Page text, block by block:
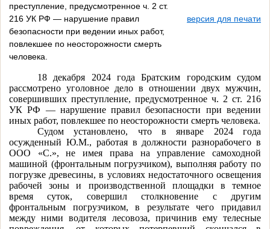
преступление, предусмотренное ч. 2 ст.
216 УК РФ — нарушение правил
безопасности при ведении иных работ,
повлекшее по неосторожности смерть
человека.
версия для печати
18 декабря 2024 года Братским городским судом
рассмотрено уголовное дело в отношении двух мужчин,
совершивших преступление, предусмотренное ч. 2 ст. 216
УК РФ — нарушение правил безопасности при ведении
иных работ, повлекшее по неосторожности смерть человека.
Судом установлено, что в январе 2024 года
осужденный Ю.М., работая в должности разнорабочего в
ООО «С.», не имея права на управление самоходной
машиной (фронтальным погрузчиком), выполняя работу по
погрузке древесины, в условиях недостаточного освещения
рабочей зоны и производственной площадки в темное
время суток, совершил столкновение с другим
фронтальным погрузчиком, в результате чего придавил
между ними водителя лесовоза, причинив ему телесные